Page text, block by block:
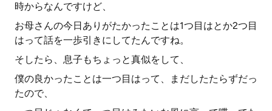
時からなんですけど、
お母さんの今日ありがたかったことは1つ目はとか2つ目
はって話を一歩引きにしてたんですね。
そしたら、息子もちょっと真似をして、
僕の良かったことは一つ目はって、まだしたたらずだっ
たので、